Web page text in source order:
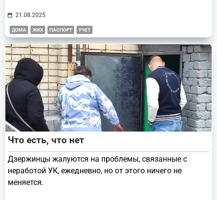
21.08.2025
ДОМА ЖКХ ПАСПОРТ УЧЕТ
Что есть, что нет
Дзержинцы жалуются на проблемы, связанные с
неработой УК, ежедневно, но от этого ничего не
меняется.